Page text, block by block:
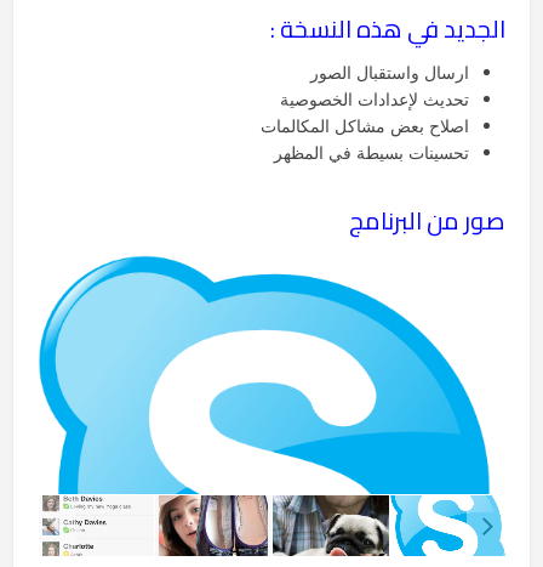
الجديد في هذه النسخة :
ارسال واستقبال الصور
تحديث لإعدادات الخصوصية
اصلاح بعض مشاكل المكالمات
تحسينات بسيطة في المظهر
صور من البرنامج